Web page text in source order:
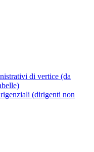
di vertice (da
(dirigenti non